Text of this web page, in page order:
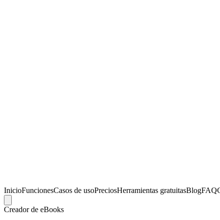
InicioFuncionesCasos de usoPreciosHerramientas gratuitasBlogFAQ
Creador de eBooks